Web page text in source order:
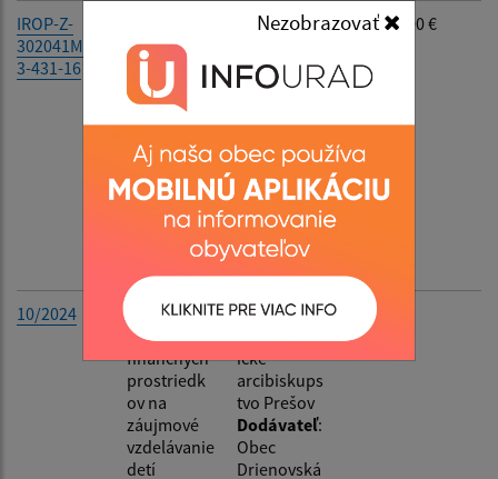
Nezobrazovať
IROP-Z-
302041M44
3-431-16
a zelene
Odberateľ:
Nová Ves
Dodávateľ:
pôdohosp
odárstva a
rozvoja
vidieka
Slovenskej
494 605.00 €
10/2024
Zmluva o
poskytnutí
finančných
prostriedk
ov na
záujmové
vzdelávanie
detí
Odberateľ:
ícke
arcibiskups
tvo Prešov
Dodávateľ:
Obec
Drienovská
195.36 €